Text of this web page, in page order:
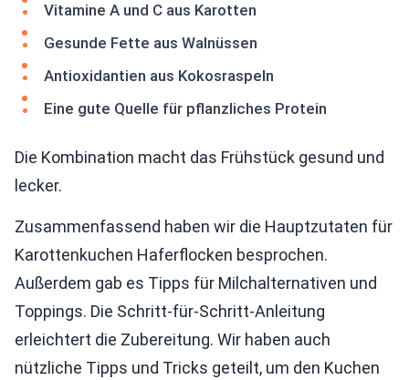
Vitamine A und C aus Karotten
Gesunde Fette aus Walnüssen
Antioxidantien aus Kokosraspeln
Eine gute Quelle für pflanzliches Protein
Die Kombination macht das Frühstück gesund und
lecker.
Zusammenfassend haben wir die Hauptzutaten für
Karottenkuchen Haferflocken besprochen.
Außerdem gab es Tipps für Milchalternativen und
Toppings. Die Schritt-für-Schritt-Anleitung
erleichtert die Zubereitung. Wir haben auch
nützliche Tipps und Tricks geteilt, um den Kuchen